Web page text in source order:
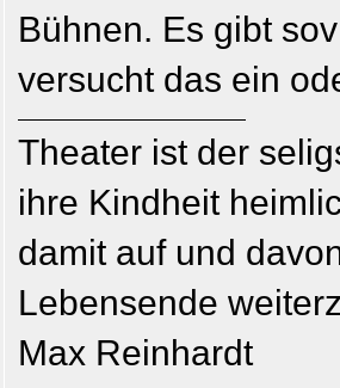
Bühnen. Es gibt
versucht das ein
Theater ist der
ihre Kindheit
damit auf und
Lebensende
Max Reinhardt